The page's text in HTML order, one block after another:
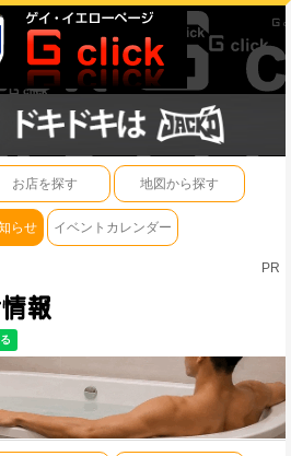
お店を探す 地図から探す
らせ イベントカレンダー
PR